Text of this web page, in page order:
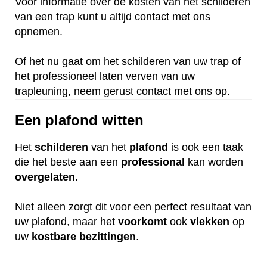
van een trap kunt u altijd contact met ons
opnemen.
Of het nu gaat om het schilderen van uw trap of
het professioneel laten verven van uw
trapleuning, neem gerust contact met ons op.
Een plafond witten
Het schilderen van het plafond is ook een taak
die het beste aan een professional kan worden
overgelaten.
Niet alleen zorgt dit voor een perfect resultaat van
uw plafond, maar het voorkomt ook vlekken op
uw kostbare bezittingen.